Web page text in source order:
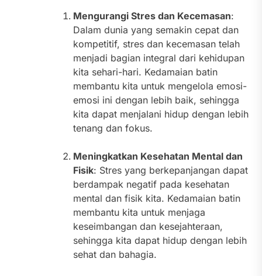
Mengurangi Stres dan Kecemasan:
Dalam dunia yang semakin cepat dan
kompetitif, stres dan kecemasan telah
menjadi bagian integral dari kehidupan
kita sehari-hari. Kedamaian batin
membantu kita untuk mengelola emosi-
emosi ini dengan lebih baik, sehingga
kita dapat menjalani hidup dengan lebih
tenang dan fokus.
Meningkatkan Kesehatan Mental dan
Fisik: Stres yang berkepanjangan dapat
berdampak negatif pada kesehatan
mental dan fisik kita. Kedamaian batin
membantu kita untuk menjaga
keseimbangan dan kesejahteraan,
sehingga kita dapat hidup dengan lebih
sehat dan bahagia.